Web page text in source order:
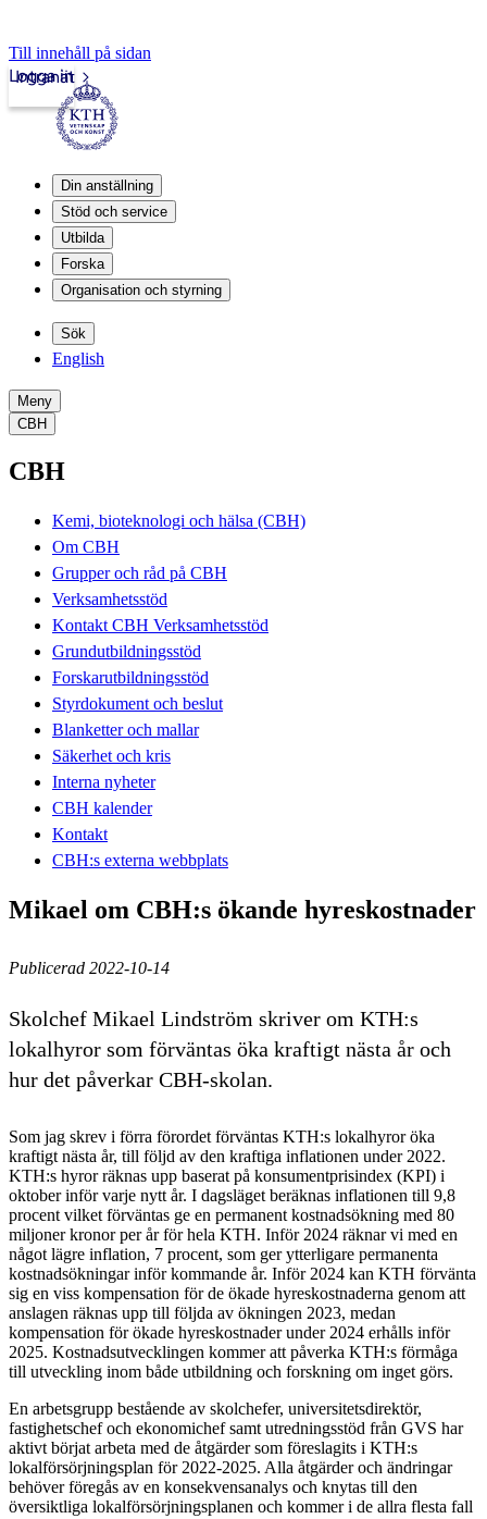
Till innehåll på sidan
Intranät
Logga in
Din anställning
Stöd och service
Utbilda
Forska
Organisation och styrning
Sök
English
Meny
CBH
CBH
Kemi, bioteknologi och hälsa (CBH)
Om CBH
Grupper och råd på CBH
Verksamhetsstöd
Kontakt CBH Verksamhetsstöd
Grundutbildningsstöd
Forskarutbildningsstöd
Styrdokument och beslut
Blanketter och mallar
Säkerhet och kris
Interna nyheter
CBH kalender
Kontakt
CBH:s externa webbplats
Mikael om CBH:s ökande hyreskostnader
Publicerad 2022-10-14
Skolchef Mikael Lindström skriver om KTH:s
lokalhyror som förväntas öka kraftigt nästa år och
hur det påverkar CBH-skolan.
Som jag skrev i förra förordet förväntas KTH:s lokalhyror öka
kraftigt nästa år, till följd av den kraftiga inflationen under 2022.
KTH:s hyror räknas upp baserat på konsumentprisindex (KPI) i
oktober inför varje nytt år. I dagsläget beräknas inflationen till 9,8
procent vilket förväntas ge en permanent kostnadsökning med 80
miljoner kronor per år för hela KTH. Inför 2024 räknar vi med en
något lägre inflation, 7 procent, som ger ytterligare permanenta
kostnadsökningar inför kommande år. Inför 2024 kan KTH förvänta
sig en viss kompensation för de ökade hyreskostnaderna genom att
anslagen räknas upp till följda av ökningen 2023, medan
kompensation för ökade hyreskostnader under 2024 erhålls inför
2025. Kostnadsutvecklingen kommer att påverka KTH:s förmåga
till utveckling inom både utbildning och forskning om inget görs.
En arbetsgrupp bestående av skolchefer, universitetsdirektör,
fastighetschef och ekonomichef samt utredningsstöd från GVS har
aktivt börjat arbeta med de åtgärder som föreslagits i KTH:s
lokalförsörjningsplan för 2022-2025. Alla åtgärder och ändringar
behöver föregås av en konsekvensanalys och knytas till den
översiktliga lokalförsörjningsplanen och kommer i de allra flesta fall